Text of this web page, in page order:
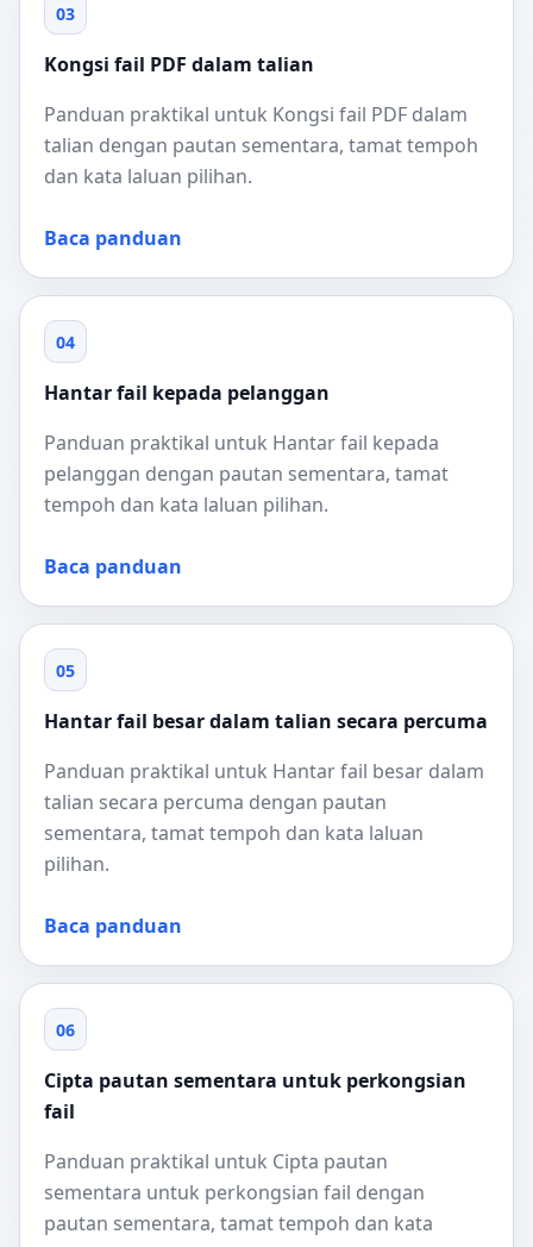
03
Kongsi fail PDF dalam talian
Panduan praktikal untuk Kongsi fail PDF dalam
talian dengan pautan sementara, tamat tempoh
dan kata laluan pilihan.
Baca panduan
04
Hantar fail kepada pelanggan
Panduan praktikal untuk Hantar fail kepada
pelanggan dengan pautan sementara, tamat
tempoh dan kata laluan pilihan.
Baca panduan
05
Hantar fail besar dalam talian secara percuma
Panduan praktikal untuk Hantar fail besar dalam
talian secara percuma dengan pautan
sementara, tamat tempoh dan kata laluan
pilihan.
Baca panduan
06
Cipta pautan sementara untuk perkongsian
fail
Panduan praktikal untuk Cipta pautan
sementara untuk perkongsian fail dengan
pautan sementara, tamat tempoh dan kata